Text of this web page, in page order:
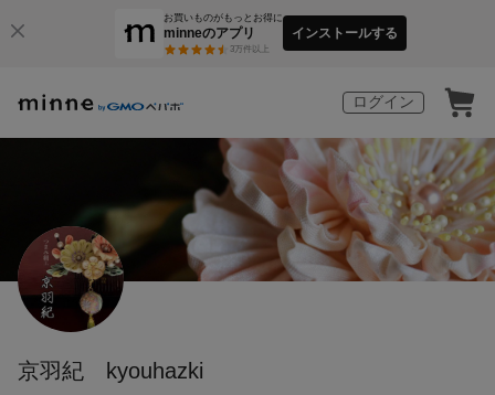
お買いものがもっとお得に
minneのアプリ
3万件以上
インストールする
ログイン
京羽紀 kyouhazki